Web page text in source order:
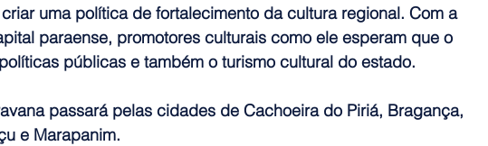
uma política de fortalecimento da cultura regional. Com a
paraense, promotores culturais como ele esperam que o
públicas e também o turismo cultural do estado.
passará pelas cidades de Cachoeira do Piriá, Bragança,
e Marapanim.